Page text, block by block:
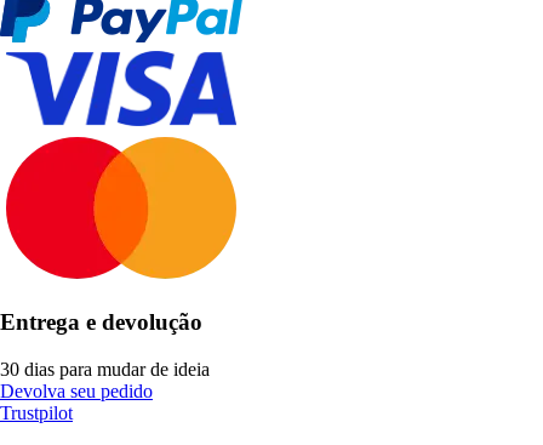
Entrega e devolução
30 dias para mudar de ideia
Devolva seu pedido
Trustpilot